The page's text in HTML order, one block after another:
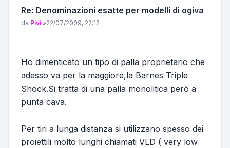
Re: Denominazioni esatte per modelli di ogiva
Messaggio
da Pivi »22/07/2009, 22:12
Ho dimenticato un tipo di palla proprietario che
adesso va per la maggiore,la Barnes Triple
Shock.Si tratta di una palla monolitica però a
punta cava.
Per tiri a lunga distanza si utilizzano spesso dei
proiettili molto lunghi chiamati VLD ( very low